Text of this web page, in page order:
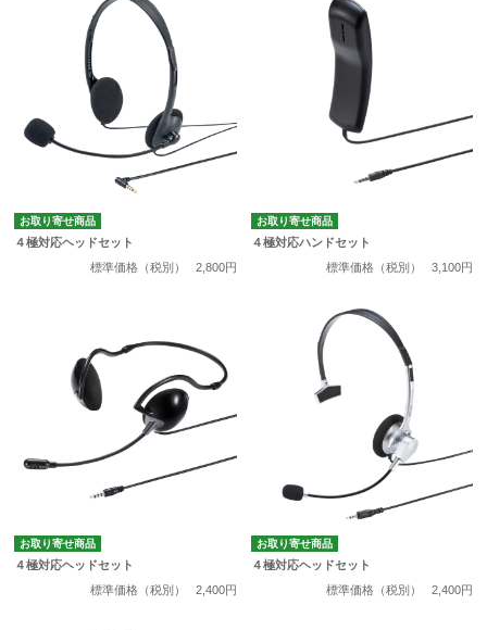
お取り寄せ商品
４極対応ヘッドセット
標準価格（税別）
2,800円
お取り寄せ商品
４極対応ハンドセット
標準価格（税別）
3,100円
お取り寄せ商品
４極対応ヘッドセット
標準価格（税別）
2,400円
お取り寄せ商品
４極対応ヘッドセット
標準価格（税別）
2,400円